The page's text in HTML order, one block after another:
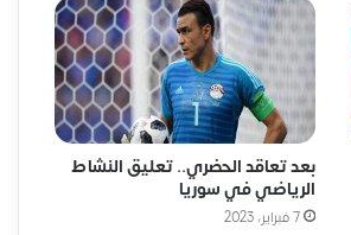
بعد تعاقد الحضري.. تعليق النشاط
الرياضي في سوريا
7 فبراير، 2023